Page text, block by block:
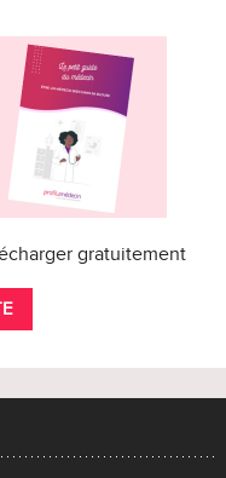
gratuitement